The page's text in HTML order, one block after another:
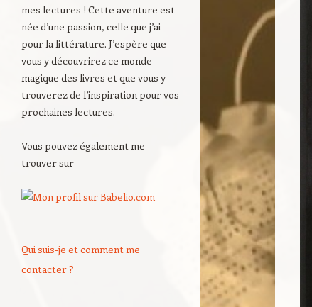
mes lectures ! Cette aventure est
née d’une passion, celle que j’ai
pour la littérature. J’espère que
vous y découvrirez ce monde
magique des livres et que vous y
trouverez de l’inspiration pour vos
prochaines lectures.
Vous pouvez également me
trouver sur
Qui suis-je et comment me
contacter ?